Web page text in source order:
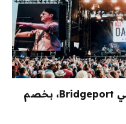
25 دولارًا وأكثر – شاهد OAR في Bridgeport، بخصم